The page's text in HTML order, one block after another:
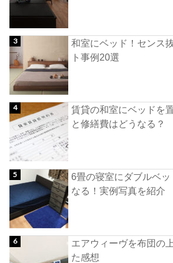
和室にベッド！センス
ト事例20選
賃貸の和室にベッドを
と修繕費はどうなる？
6畳の寝室にダブルベッ
なる！実例写真を紹介
エアウィーヴを布団の
た感想